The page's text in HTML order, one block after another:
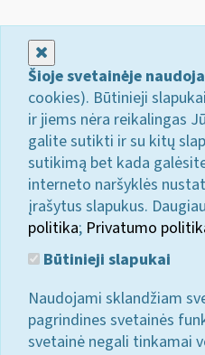
Šioje svetainėje
cookies). Būtinieji
ir jiems nėra reikalingas
galite sutikti ir su kitų
sutikimą bet kada
interneto naršyklės
įrašytus slapukus.
politika; Privatumo
Būtinieji slapukai
Naudojami sklandžiam
pagrindines svetainės
svetainė negali tinkamai